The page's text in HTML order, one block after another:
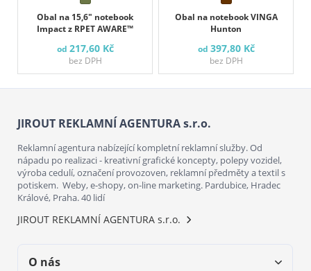
Obal na 15,6" notebook
Impact z RPET AWARE™
od 217,60 Kč
bez DPH
Obal na notebook VINGA
Hunton
od 397,80 Kč
bez DPH
JIROUT REKLAMNÍ AGENTURA s.r.o.
Reklamní agentura nabízející kompletní reklamní služby. Od
nápadu po realizaci - kreativní grafické koncepty, polepy vozidel,
výroba cedulí, označení provozoven, reklamní předměty a textil s
potiskem. Weby, e-shopy, on-line marketing. Pardubice, Hradec
Králové, Praha. 40 lidí
JIROUT REKLAMNÍ AGENTURA s.r.o.
O nás